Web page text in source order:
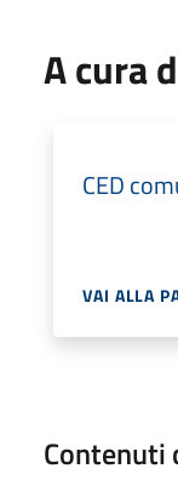
A cura
CED
VAI ALLA
Contenuti